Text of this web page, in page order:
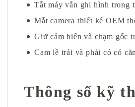
Tắt máy vẫn ghi hình trong
Mắt camera thiết kế OEM
Giữ cảm biến và chạm gốc
Cam lề trái và phải có có
Thông số kỹ